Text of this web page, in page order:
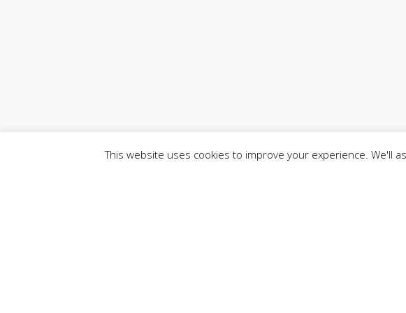
This website uses cookies to improve your experience. We'll